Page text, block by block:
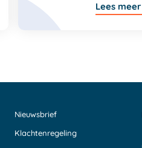
Lees meer
Nieuwsbrief
Klachtenregeling